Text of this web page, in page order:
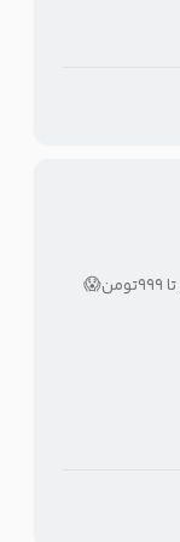
👠مهمونی نزدیکه! همه کفش‌های پاشنه‌دار تا ۹۹۹تومن😱